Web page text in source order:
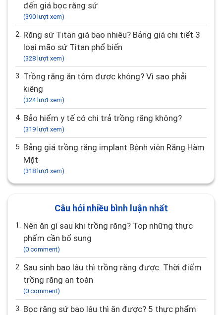
đến giá bọc răng sứ
(390 lượt xem)
2. Răng sứ Titan giá bao nhiêu? Bảng giá chi tiết 3
loại mão sứ Titan phổ biến
(328 lượt xem)
3. Trồng răng ăn tôm được không? Vì sao phải
kiêng
(324 lượt xem)
4. Bảo hiểm y tế có chi trả trồng răng không?
(319 lượt xem)
5. Bảng giá trồng răng implant Bệnh viện Răng Hàm
Mặt
(318 lượt xem)
Câu hỏi nhiều bình luận nhất
1. Nên ăn gì sau khi trồng răng? Top những thực
phẩm cần bổ sung
(0 comment)
2. Sau sinh bao lâu thì trồng răng được. Thời điểm
trồng răng an toàn
(0 comment)
3. Bọc răng sứ bao lâu thì ăn được? 5 thực phẩm